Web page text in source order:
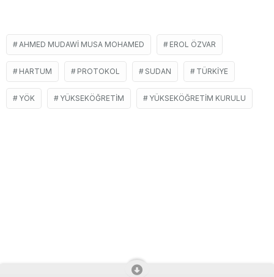
AHMED MUDAWI MUSA MOHAMED EROL ÖZVAR
HARTUM PROTOKOL SUDAN TÜRKIYE
YÖK YÜKSEKÖĞRETIM YÜKSEKÖĞRETIM KURULU